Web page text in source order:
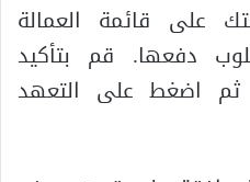
على قائمة العمالة
دفعها. قم بتأكيد
اضغط على التعهد